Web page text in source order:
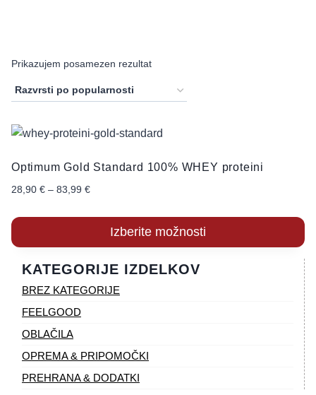
Prikazujem posamezen rezultat
Optimum Gold Standard 100% WHEY proteini
28,90 € – 83,99 €Cenovni
do
Izberite možnosti
izdelek
ima
več
različic.
izberete
KATEGORIJE IZDELKOV
BREZ KATEGORIJE
FEELGOOD
OBLAČILA
OPREMA & PRIPOMOČKI
PREHRANA & DODATKI